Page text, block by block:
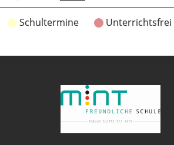
Schultermine Unterrichtsfrei